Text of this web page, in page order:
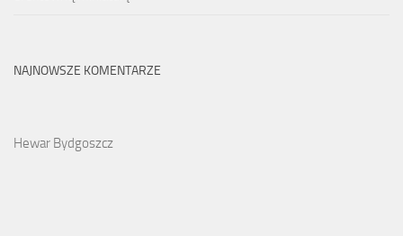
NAJNOWSZE KOMENTARZE
Hewar Bydgoszcz